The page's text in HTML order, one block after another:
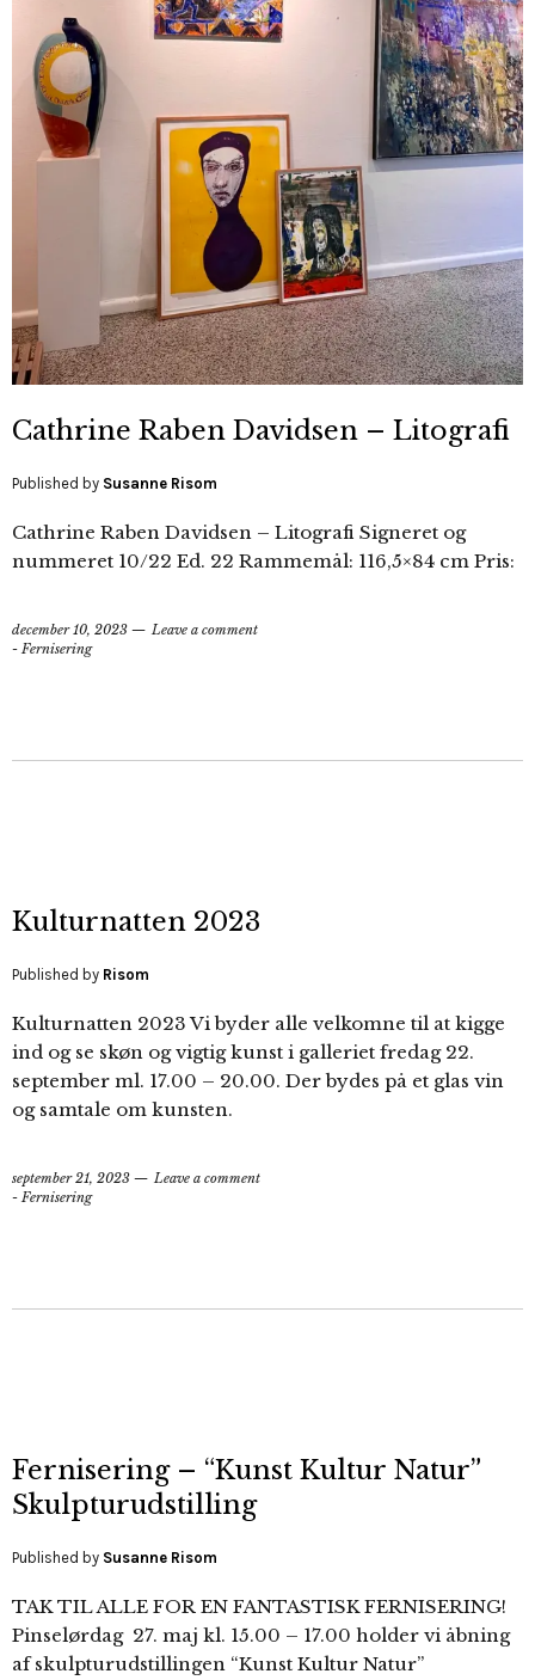
Cathrine Raben Davidsen – Litografi
Published by Susanne Risom
Cathrine Raben Davidsen – Litografi Signeret og
nummeret 10/22 Ed. 22 Rammemål: 116,5×84 cm Pris:
december 10, 2023
Leave a comment
- Fernisering
Kulturnatten 2023
Published by Risom
Kulturnatten 2023 Vi byder alle velkomne til at kigge
ind og se skøn og vigtig kunst i galleriet fredag 22.
september ml. 17.00 – 20.00. Der bydes på et glas vin
og samtale om kunsten.
september 21, 2023
Leave a comment
- Fernisering
Fernisering – “Kunst Kultur Natur”
Skulpturudstilling
Published by Susanne Risom
TAK TIL ALLE FOR EN FANTASTISK FERNISERING!
Pinselørdag 27. maj kl. 15.00 – 17.00 holder vi åbning
af skulpturudstillingen “Kunst Kultur Natur”